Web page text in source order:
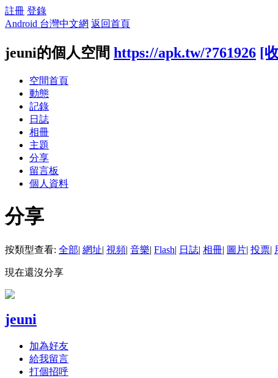
註冊 登錄
Android 台灣中文網 返回首頁
jeuni的個人空間 https://apk.tw/?761926 [
空間首頁
動態
記錄
日誌
相冊
主題
分享
留言板
個人資料
分享
按類型查看: 全部| 網址| 視頻| 音樂| Flash| 日誌| 相冊| 圖片| 投票|
現在還沒分享
jeuni
加為好友
給我留言
打個招呼